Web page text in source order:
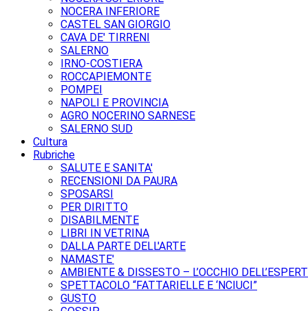
NOCERA INFERIORE
CASTEL SAN GIORGIO
CAVA DE' TIRRENI
SALERNO
IRNO-COSTIERA
ROCCAPIEMONTE
POMPEI
NAPOLI E PROVINCIA
AGRO NOCERINO SARNESE
SALERNO SUD
Cultura
Rubriche
SALUTE E SANITA'
RECENSIONI DA PAURA
SPOSARSI
PER DIRITTO
DISABILMENTE
LIBRI IN VETRINA
DALLA PARTE DELL'ARTE
NAMASTE'
AMBIENTE & DISSESTO – L’OCCHIO
SPETTACOLO “FATTARIELLE E ‘NCIUCI”
GUSTO